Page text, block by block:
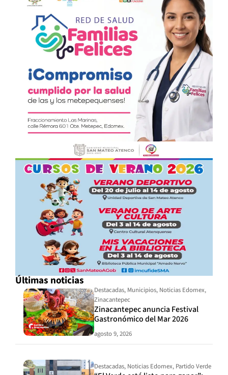
Últimas noticias
Destacadas, Municipios, Noticias Edomex,
Zinacantepec
Zinacantepec anuncia Festival
Gastronómico del Mar 2026
agosto 9, 2026
Destacadas, Noticias Edomex, Partido Verde